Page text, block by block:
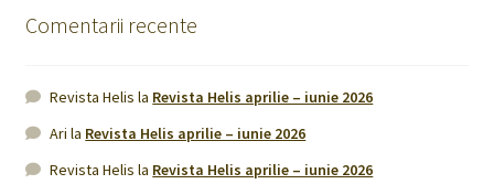
Comentarii recente
Revista Helis la Revista Helis aprilie – iunie 2026
Ari la Revista Helis aprilie – iunie 2026
Revista Helis la Revista Helis aprilie – iunie 2026